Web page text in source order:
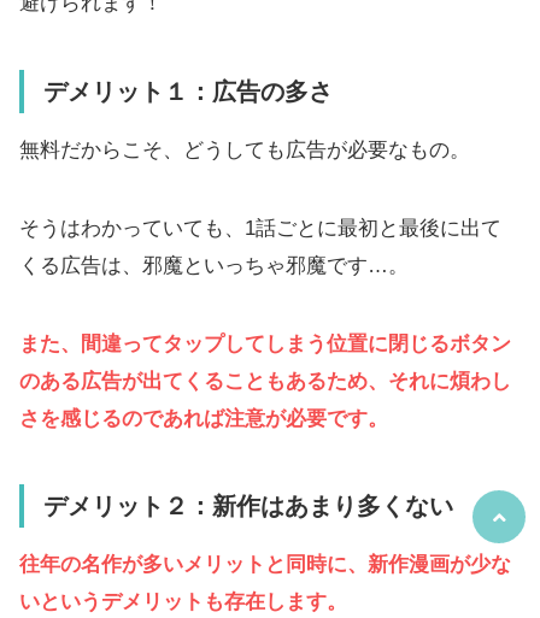
デメリット１：広告の多さ
無料だからこそ、どうしても広告が必要なもの。
そうはわかっていても、1話ごとに最初と最後に出て
くる広告は、邪魔といっちゃ邪魔です…。
また、間違ってタップしてしまう位置に閉じるボタン
のある広告が出てくることもあるため、それに煩わし
さを感じるのであれば注意が必要です。
デメリット２：新作はあまり多くない
往年の名作が多いメリットと同時に、新作漫画が少な
いというデメリットも存在します。